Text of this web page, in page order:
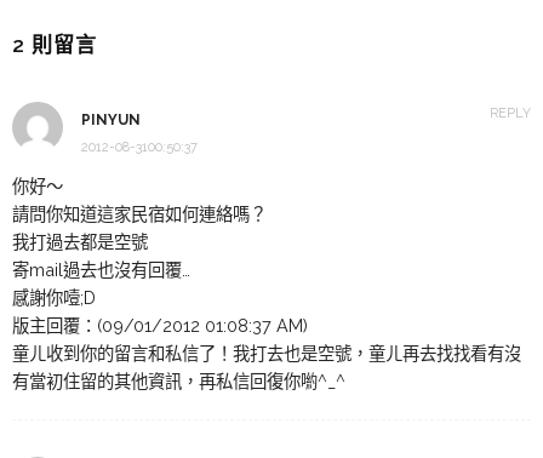
2 則留言
PINYUN
2012-08-3100:50:37
你好～
請問你知道這家民宿如何連絡嗎？
我打過去都是空號
寄mail過去也沒有回覆…
感謝你噎;D
版主回覆：(09/01/2012 01:08:37 AM)
童ㄦ收到你的留言和私信了！我打去也是空號，童ㄦ再去找找看有沒
有當初住留的其他資訊，再私信回復你喲^_^
REPLY